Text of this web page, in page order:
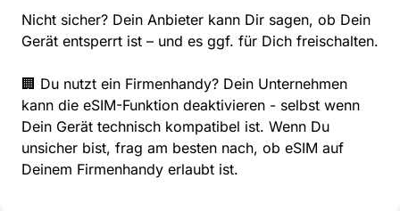
Nicht sicher? Dein Anbieter kann Dir sagen, ob Dein
Gerät entsperrt ist – und es ggf. für Dich freischalten.
🏢 Du nutzt ein Firmenhandy? Dein Unternehmen
kann die eSIM-Funktion deaktivieren - selbst wenn
Dein Gerät technisch kompatibel ist. Wenn Du
unsicher bist, frag am besten nach, ob eSIM auf
Deinem Firmenhandy erlaubt ist.